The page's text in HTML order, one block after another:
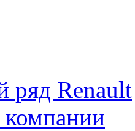
ряд Renault